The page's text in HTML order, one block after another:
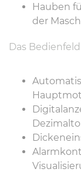
Hauben
der
Das